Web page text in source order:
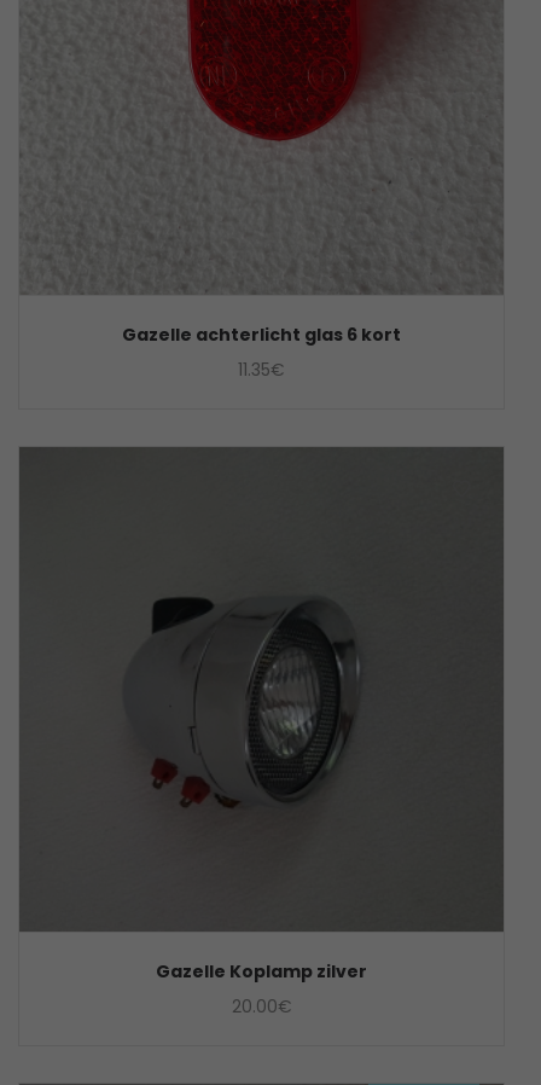
Gazelle achterlicht glas 6 kort
11.35€
Gazelle Koplamp zilver
20.00€